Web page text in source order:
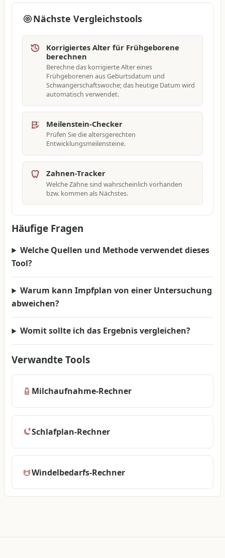
Nächste Vergleichstools
Korrigiertes Alter für Frühgeborene
berechnen
Berechne das korrigierte Alter eines
Frühgeborenen aus Geburtsdatum und
Schwangerschaftswoche; das heutige Datum wird
automatisch verwendet.
Meilenstein-Checker
Prüfen Sie die altersgerechten
Entwicklungsmeilensteine.
Zahnen-Tracker
Welche Zähne sind wahrscheinlich vorhanden
bzw. kommen als Nächstes.
Häufige Fragen
Welche Quellen und Methode verwendet dieses
Tool?
Warum kann Impfplan von einer Untersuchung
abweichen?
Womit sollte ich das Ergebnis vergleichen?
Verwandte Tools
Milchaufnahme-Rechner
Schlafplan-Rechner
Windelbedarfs-Rechner